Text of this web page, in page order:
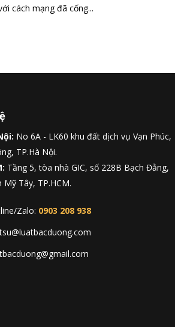
cách mạng đã cống...
No 6A - LK60 khu đất dịch vụ Vạn Phúc,
TP.Hà Nội.
Tầng 5, tòa nhà GIC, số 228B Bạch Đằng,
Mỹ Tây, TP.HCM.
Zalo: 0903 208 938